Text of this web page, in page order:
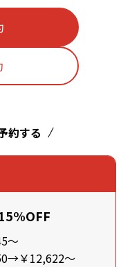
約する
～
￥12,622～